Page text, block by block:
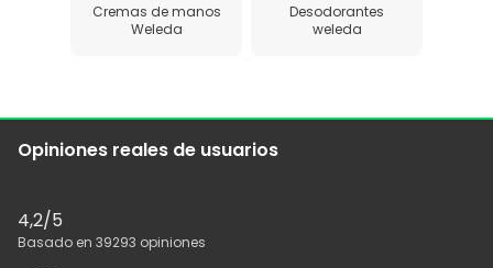
Cremas de manos
Weleda
Desodorantes
weleda
Opiniones reales de usuarios
4,2/5
Basado en 39293 opiniones